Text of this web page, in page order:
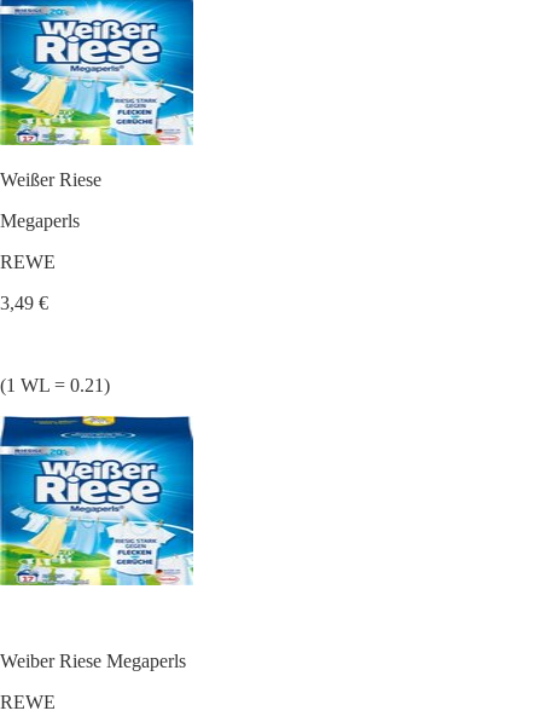
Weißer Riese
Megaperls
REWE
3,49 €
(1 WL = 0.21)
Weiber Riese Megaperls
REWE